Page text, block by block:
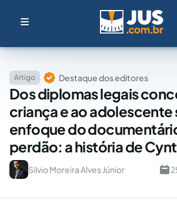
Artigo Destaque dos editores
Dos diplomas legais
criança e ao adolescente
enfoque do
perdão: a história de
Silvio Moreira Alves Júnior